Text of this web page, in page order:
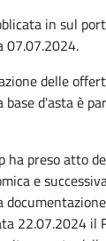
in sul
07.07.2024.
delle
d'asta è
ha preso atto
e
22.07.2024 il